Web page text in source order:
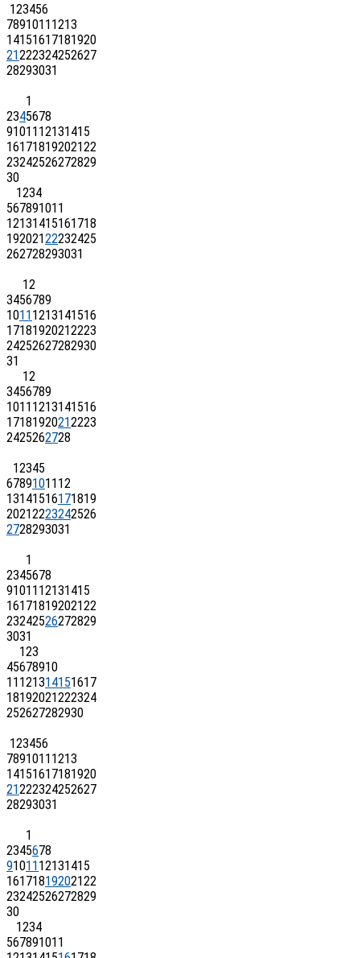
123456
78910111213
14151617181920
21222324252627
28293031
1
2345678
9101112131415
16171819202122
23242526272829
30
1234
567891011
12131415161718
19202122232425
262728293031
12
3456789
10111213141516
17181920212223
24252627282930
31
12
3456789
10111213141516
17181920212223
2425262728
12345
6789101112
13141516171819
20212223242526
2728293031
1
2345678
9101112131415
16171819202122
23242526272829
3031
123
45678910
11121314151617
18192021222324
252627282930
123456
78910111213
14151617181920
21222324252627
28293031
1
2345678
9101112131415
16171819202122
23242526272829
30
1234
567891011